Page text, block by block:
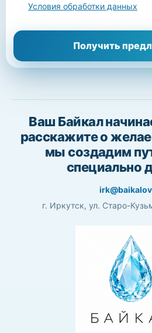
Условия обработки данных
Получить
свяжемся с
Ваш Байкал
расскажите о
мы создадим
специально
г. Иркутск, ул. Старо-